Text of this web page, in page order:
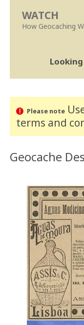
WATCH
How Geocaching
Please note
terms and
Geocache